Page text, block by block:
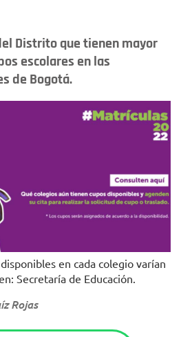
Distrito que tienen mayor
escolares en las
de Bogotá.
en cada colegio varían
Secretaría de Educación.
Rojas